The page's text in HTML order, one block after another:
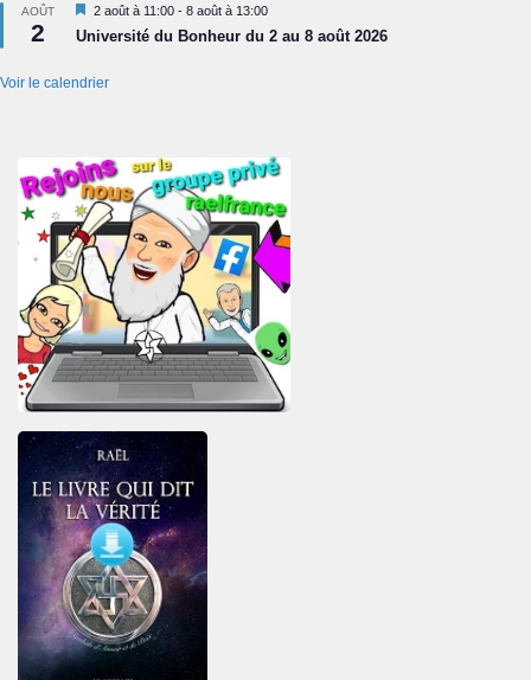
AOÛT
2
Mis
en
avant
2 août à 11:00 - 8 août à 13:00
Université du Bonheur du 2 au 8 août 2026
Voir le calendrier